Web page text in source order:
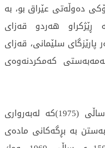
ده‌وڵه‌تی‌ عێراق بو، به‌
ڕێژكراو هه‌ردو قه‌زای‌
سلێمانی‌، قه‌زای‌
كه‌مكردنه‌وه‌ی‌
(( به‌پێی‌ فه‌رمانی‌ ژماره‌(608)ساڵی‌ (1975)كه‌ له‌به‌رواری‌
پشت به‌ستن به‌ بڕگه‌كانی‌ ماده‌ی‌